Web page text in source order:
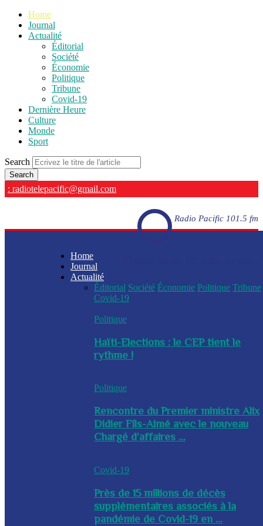
Home
Journal
Actualité
Éditorial
Société
Économie
Politique
Tribune
Covid-19
Dernière Heure
Culture
Monde
Sport
Search
: radiotelepacific@gmail.com
Radio Pacific 101.5 fm
Home
Journal
Actualité
Éditorial Société Économie Politique Tribune
Covid-19
Politique
Haïti-Elections : le CEP tient le
rythme !
Politique
Rencontre du Premier ministre Alix
Didier Fils-Aimé avec le nouveau
Chargé d’affaires ...
Covid-19
Près de 15 millions de décès
supplémentaires associés à la
pandémie de Covid-19 en ...